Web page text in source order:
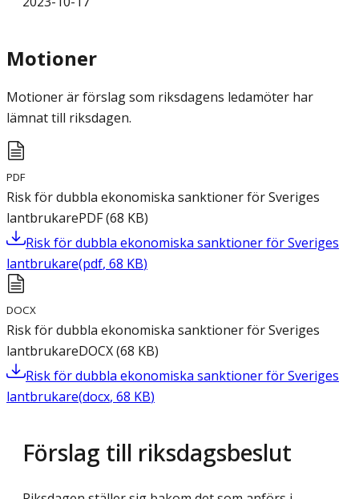
Motioner
Motioner är förslag som riksdagens ledamöter har
lämnat till riksdagen.
PDF
Risk för dubbla ekonomiska sanktioner för Sveriges
lantbrukarePDF(68 KB)
Risk för dubbla ekonomiska sanktioner för Sveriges
lantbrukare(pdf, 68 KB)
DOCX
Risk för dubbla ekonomiska sanktioner för Sveriges
lantbrukareDOCX(68 KB)
Risk för dubbla ekonomiska sanktioner för Sveriges
lantbrukare(docx, 68 KB)
Förslag till riksdagsbeslut